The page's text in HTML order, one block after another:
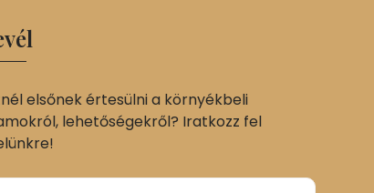
elsőnek értesülni a környékbeli
lehetőségekről? Iratkozz fel